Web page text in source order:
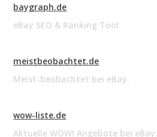
baygraph.de
eBay SEO & Ranking Tool
meistbeobachtet.de
Meist-beobachtet bei eBay.
wow-liste.de
Aktuelle WOW! Angebote bei eBay.